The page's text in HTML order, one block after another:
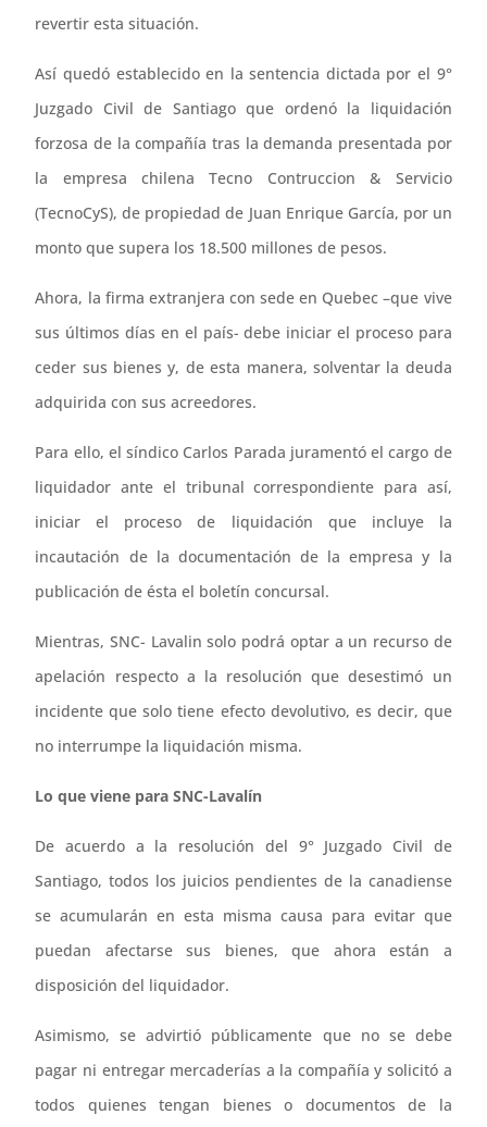
revertir esta situación.
Así quedó establecido en la sentencia dictada por el 9°
Juzgado Civil de Santiago que ordenó la liquidación
forzosa de la compañía tras la demanda presentada por
la empresa chilena Tecno Contruccion & Servicio
(TecnoCyS), de propiedad de Juan Enrique García, por un
monto que supera los 18.500 millones de pesos.
Ahora, la firma extranjera con sede en Quebec –que vive
sus últimos días en el país- debe iniciar el proceso para
ceder sus bienes y, de esta manera, solventar la deuda
adquirida con sus acreedores.
Para ello, el síndico Carlos Parada juramentó el cargo de
liquidador ante el tribunal correspondiente para así,
iniciar el proceso de liquidación que incluye la
incautación de la documentación de la empresa y la
publicación de ésta el boletín concursal.
Mientras, SNC- Lavalin solo podrá optar a un recurso de
apelación respecto a la resolución que desestimó un
incidente que solo tiene efecto devolutivo, es decir, que
no interrumpe la liquidación misma.
Lo que viene para SNC-Lavalín
De acuerdo a la resolución del 9° Juzgado Civil de
Santiago, todos los juicios pendientes de la canadiense
se acumularán en esta misma causa para evitar que
puedan afectarse sus bienes, que ahora están a
disposición del liquidador.
Asimismo, se advirtió públicamente que no se debe
pagar ni entregar mercaderías a la compañía y solicitó a
todos quienes tengan bienes o documentos de la